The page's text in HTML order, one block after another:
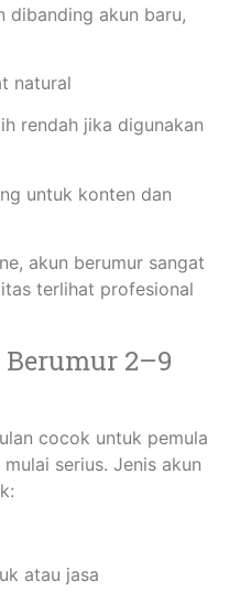
dibanding akun baru,
natural
rendah jika digunakan
untuk konten dan
akun berumur sangat
terlihat profesional
2–9
cocok untuk pemula
serius. Jenis akun
atau jasa